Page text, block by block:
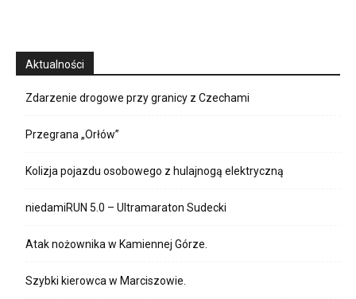
Aktualności
Zdarzenie drogowe przy granicy z Czechami
Przegrana „Orłów”
Kolizja pojazdu osobowego z hulajnogą elektryczną
niedamiRUN 5.0 – Ultramaraton Sudecki
Atak nożownika w Kamiennej Górze.
Szybki kierowca w Marciszowie.